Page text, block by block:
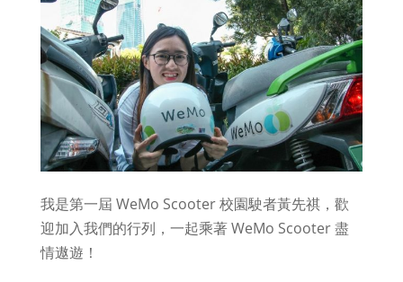
我是第一屆 WeMo Scooter 校園駛者黃先祺，歡
迎加入我們的行列，一起乘著 WeMo Scooter 盡
情遨遊！